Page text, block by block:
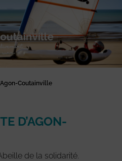
Coutainville
D’AGON-
de la solidarité.